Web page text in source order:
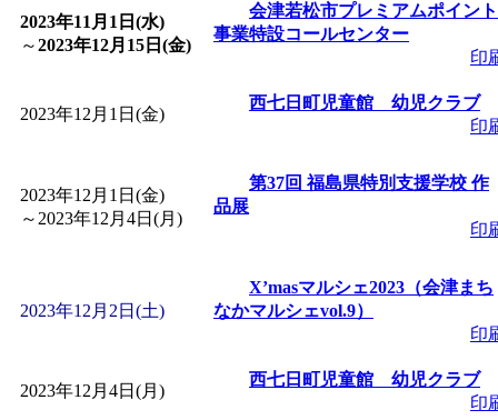
「皆鶴姫のこびる塾
」 受付期間：～
子育て講座「ばん
2026/07/10～2026/08/
子育て交流広場「
間：2026/07/13～2026/
「子育て交流広場「
2023年11月1日(水)
～2023年12月15日(金)
会津若松市プレミアムポイント
事業特設コールセンター
印
2023年12月1日(金)
西七日町児童館 幼児クラブ
印
2023年12月1日(金)
～ 2023年12月4日(月)
第37回 福島県特別支援学校 作
品展
印
2023年12月2日(土)
X’masマルシェ2023（会津まち
なかマルシェvol.9）
印
2023年12月4日(月)
西七日町児童館 幼児クラブ
印